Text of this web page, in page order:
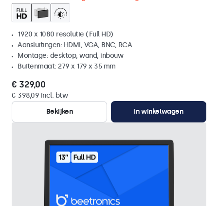
1920 x 1080 resolutie (Full HD)
Aansluitingen: HDMI, VGA, BNC, RCA
Montage: desktop, wand, inbouw
Buitenmaat: 279 x 179 x 35 mm
€ 329,00
€ 398,09 incl. btw
Bekijken
In winkelwagen